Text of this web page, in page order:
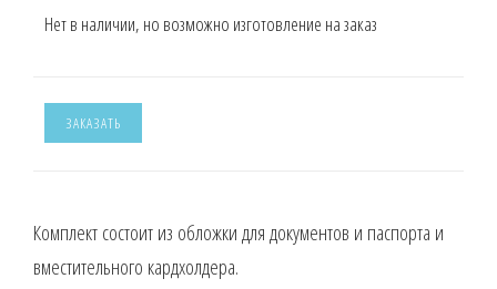
Нет в наличии, но возможно изготовление на заказ
ЗАКАЗАТЬ
Комплект состоит из обложки для документов и паспорта и
вместительного кардхолдера.